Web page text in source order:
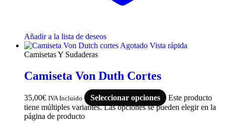
Añadir a la lista de deseos
Agotado Vista rápida
Camisetas Y Sudaderas
Camiseta Von Duth Cortes
35,00€ IVA Incluido Seleccionar opciones
Este producto
tiene múltiples variantes. Las opciones se pueden elegir en la
página de producto